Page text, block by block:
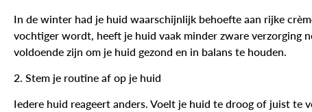
In de winter had je huid waarschijnlijk behoefte aan rijke
vochtiger wordt, heeft je huid vaak minder zware verzorging
voldoende zijn om je huid gezond en in balans te houden.
2. Stem je routine af op je huid
Iedere huid reageert anders. Voelt je huid te droog of juist te